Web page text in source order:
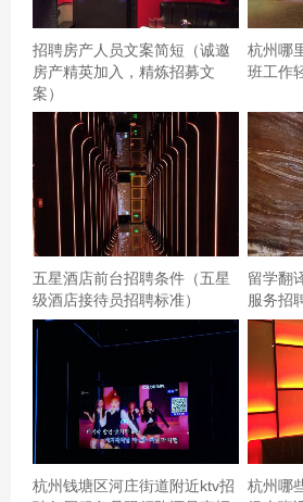
招聘房产人员文案简短（诚邀
房产精英加入，精炼招募文
案）
杭州哪
班工作
五星酒店前台招聘条件（五星
级酒店接待员招聘标准）
留学翻
服务招
杭州钱塘区河庄街道附近ktv招
杭州哪